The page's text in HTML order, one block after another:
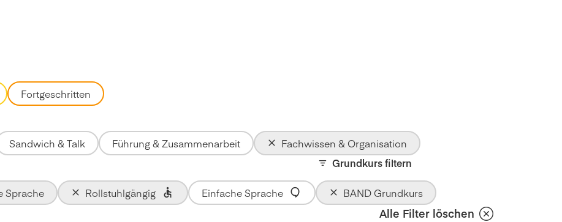
Fortgeschritten
Sandwich & Talk Führung & Zusammenarbeit
Fachwissen & Organisation
Sprache Rollstuhlgängig Einfache Sprache
Grundkurs filtern
BAND Grundkurs
Alle Filter löschen